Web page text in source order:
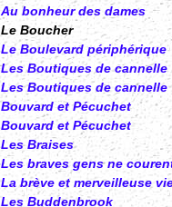
Au bonheur des dames
Le Boucher
Le Boulevard périphérique
Les Boutiques de cannelle
Les Boutiques de cannelle
Bouvard et Pécuchet
Bouvard et Pécuchet
Les Braises
Les braves gens ne
La brève et merveilleuse
Les Buddenbrook